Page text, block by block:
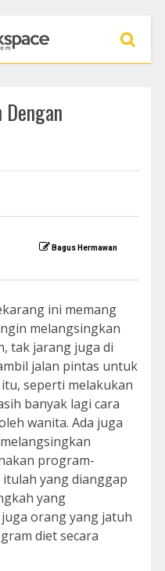
Bagus Hermawan
ini memang
melangsingkan
tak jarang juga di
jalan pintas untuk
seperti melakukan
banyak lagi cara
wanita. Ada juga
program-
yang dianggap
yang
orang yang jatuh
diet secara